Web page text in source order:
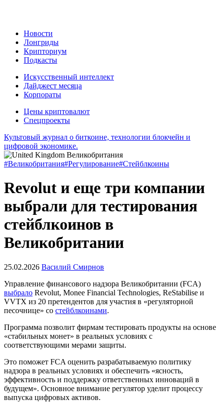
Новости
Лонгриды
Крипториум
Подкасты
Искусственный интеллект
Дайджест месяца
Корпораты
Цены криптовалют
Спецпроекты
Культовый журнал о биткоине, технологии блокчейн и
цифровой экономике.
#Великобритания#Регулирование#Стейблкоины
Revolut и еще три компании
выбрали для тестирования
стейблкоинов в
Великобритании
25.02.2026 Василий Смирнов
Управление финансового надзора Великобритании (FCA)
выбрало Revolut, Monee Financial Technologies, ReStabilise и
VVTX из 20 претендентов для участия в «регуляторной
песочнице» со стейблкоинами.
Программа позволит фирмам тестировать продукты на основе
«стабильных монет» в реальных условиях с
соответствующими мерами защиты.
Это поможет FCA оценить разрабатываемую политику
надзора в реальных условиях и обеспечить «ясность,
эффективность и поддержку ответственных инноваций в
будущем». Основное внимание регулятор уделит процессу
выпуска цифровых активов.